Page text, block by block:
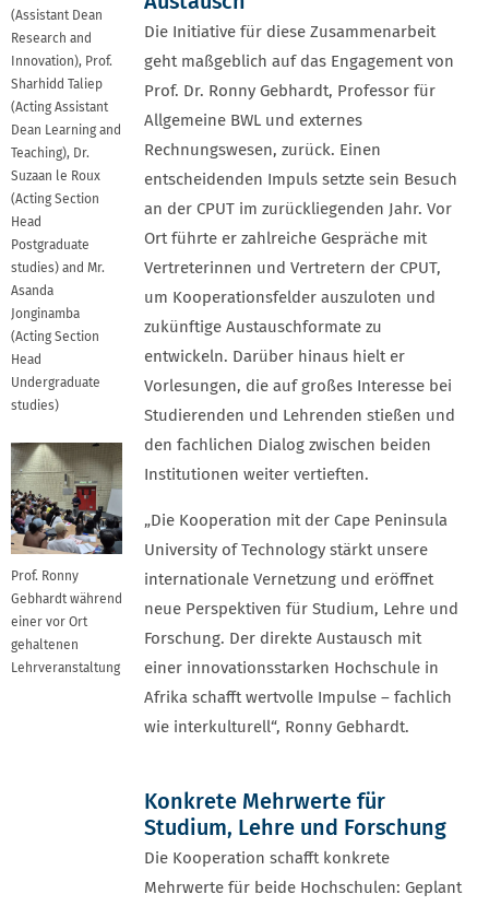
(Assistant Dean
Research and
Innovation), Prof.
Sharhidd Taliep
(Acting Assistant
Dean Learning and
Teaching), Dr.
Suzaan le Roux
(Acting Section
Head
Postgraduate
studies) and Mr.
Asanda
Jonginamba
(Acting Section
Head
Undergraduate
studies)
Prof. Ronny
Gebhardt während
einer vor Ort
gehaltenen
Lehrveranstaltung
Die Initiative für diese Zusammenarbeit
geht maßgeblich auf das Engagement von
Prof. Dr. Ronny Gebhardt, Professor für
Allgemeine BWL und externes
Rechnungswesen, zurück. Einen
entscheidenden Impuls setzte sein Besuch
an der CPUT im zurückliegenden Jahr. Vor
Ort führte er zahlreiche Gespräche mit
Vertreterinnen und Vertretern der CPUT,
um Kooperationsfelder auszuloten und
zukünftige Austauschformate zu
entwickeln. Darüber hinaus hielt er
Vorlesungen, die auf großes Interesse bei
Studierenden und Lehrenden stießen und
den fachlichen Dialog zwischen beiden
Institutionen weiter vertieften.
„Die Kooperation mit der Cape Peninsula
University of Technology stärkt unsere
internationale Vernetzung und eröffnet
neue Perspektiven für Studium, Lehre und
Forschung. Der direkte Austausch mit
einer innovationsstarken Hochschule in
Afrika schafft wertvolle Impulse – fachlich
wie interkulturell“, Ronny Gebhardt.
Konkrete Mehrwerte für
Studium, Lehre und Forschung
Die Kooperation schafft konkrete
Mehrwerte für beide Hochschulen: Geplant